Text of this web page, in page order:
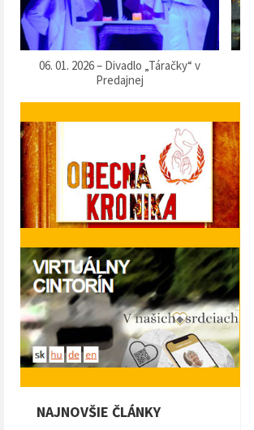
07. 12. 2025 – Vítanie Mikuláša
NAJNOVŠIE ČLÁNKY